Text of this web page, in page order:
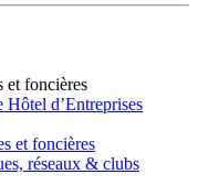
et foncières
Hôtel d’Entreprises
et foncières
réseaux & clubs